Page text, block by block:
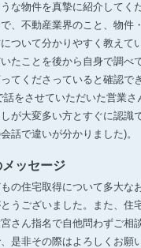
な物件を真摯に紹介してく
、不動産業界のこと、物件
ついて分かりやすく教えて
たことを後から自身で調べ
てくださっていると確認で
話をさせていただいた営業
が大変多い方とすぐに認識
話で違いが分かりました)。
ッセージ
の住宅取得について多大な
うございました。また、住
さん指名で自他問わずご相
是非その際はよろしくお願